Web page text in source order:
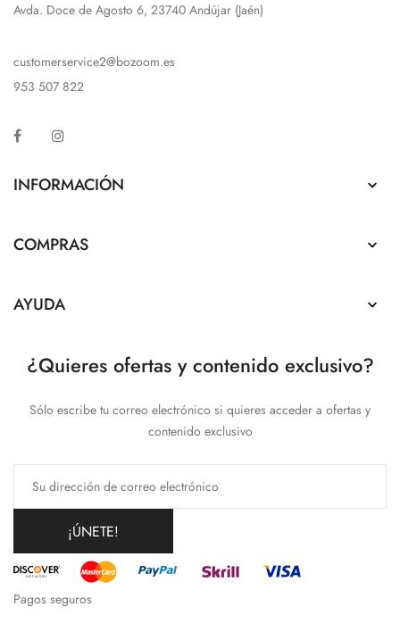
Avda. Doce de Agosto 6, 23740 Andújar (Jaén)
customerservice2@bozoom.es
953 507 822
Facebook
INFORMACIÓN 
COMPRAS 
AYUDA 
¿Quieres ofertas y contenido exclusivo?
Sólo escribe tu correo electrónico si quieres acceder a ofertas y
contenido exclusivo
¡ÚNETE!
Pagos seguros